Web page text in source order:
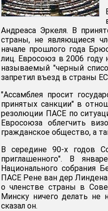
Андреаса Эркеля. В
страны, не являющиеся
начале прошлого года
лиц. Евросоюз в 2006 году
называемый "черный
запретил въезд в страны
"Ассамблея просит
принятых санкции" в
резолюции ПАСЕ по
Евросоюза облегчить
гражданское общество, а
В середине 90-х годов
приглашенного". В
Национального собрания
ПАСЕ Рене ван дер Линдена
о членстве страны в
Минску ничего делать
сказал он.